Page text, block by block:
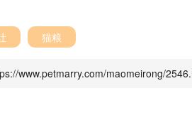
猫粮
www.petmarry.com/maomeirong/